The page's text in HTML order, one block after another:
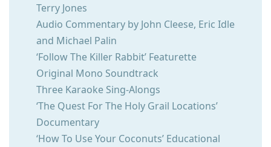
Terry Jones
Audio Commentary by John Cleese, Eric Idle
and Michael Palin
‘Follow The Killer Rabbit’ Featurette
Original Mono Soundtrack
Three Karaoke Sing-Alongs
‘The Quest For The Holy Grail Locations’
Documentary
‘How To Use Your Coconuts’ Educational